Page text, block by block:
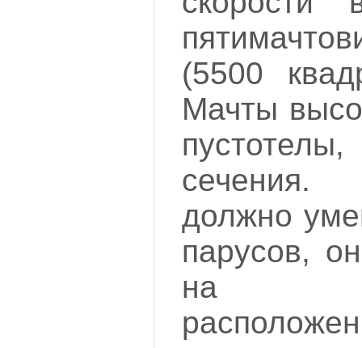
(5500
Мачты
должно
парусов,
на